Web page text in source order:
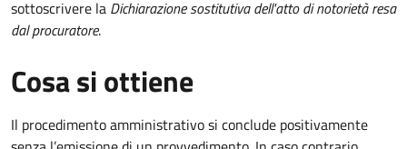
sottoscrivere la Dichiarazione sostitutiva dell'atto di notorietà resa
dal procuratore.
Cosa si ottiene
Il procedimento amministrativo si conclude positivamente